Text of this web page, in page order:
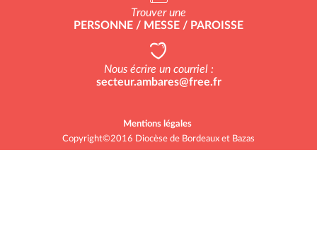
Trouver une
PERSONNE / MESSE / PAROISSE
Nous écrire un courriel :
secteur.ambares@free.fr
Mentions légales
Copyright©2016 Diocèse de Bordeaux et Bazas